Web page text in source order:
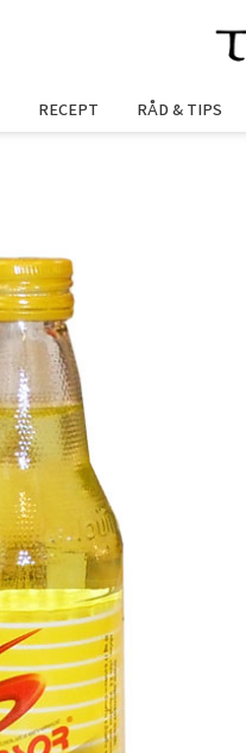
RECEPT RÅD & TIPS